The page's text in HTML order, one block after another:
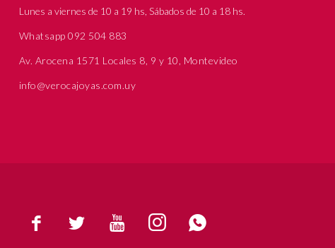
    
Lunes a viernes de 10 a 19 hs, Sábados de 10 a 18 hs.
Whatsapp 092 504 883
Av. Arocena 1571 Locales 8, 9 y 10, Montevideo
info@verocajoyas.com.uy